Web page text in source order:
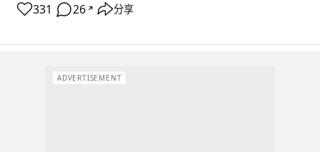
331 26 ↗ 分享
ADVERTISEMENT